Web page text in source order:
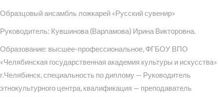
Образцовый ансамбль ложкарей «Русский сувенир»
Руководитель: Кувшинова (Варламова) Ирина Викторовна.
Образование: высшее-профессиональное, ФГБОУ ВПО
«Челябинская государственная академия культуры и искусства»
г.Челябинск, специальность по диплому — Руководитель
этнокультурного центра, квалификация — преподаватель